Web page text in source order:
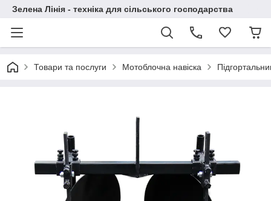
Зелена Лінія - техніка для сільського господарства
Товари та послуги Мотоблочна навіска